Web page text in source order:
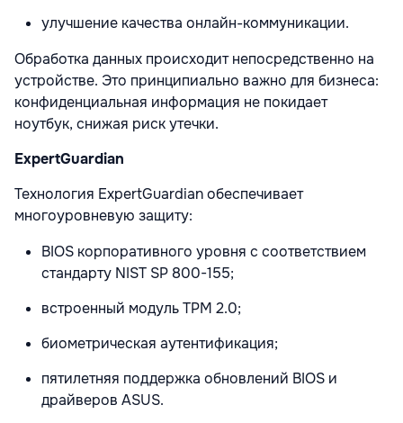
улучшение качества онлайн-коммуникации.
Обработка данных происходит непосредственно на
устройстве. Это принципиально важно для бизнеса:
конфиденциальная информация не покидает
ноутбук, снижая риск утечки.
ExpertGuardian
Технология ExpertGuardian обеспечивает
многоуровневую защиту:
BIOS корпоративного уровня с соответствием
стандарту NIST SP 800-155;
встроенный модуль TPM 2.0;
биометрическая аутентификация;
пятилетняя поддержка обновлений BIOS и
драйверов ASUS.